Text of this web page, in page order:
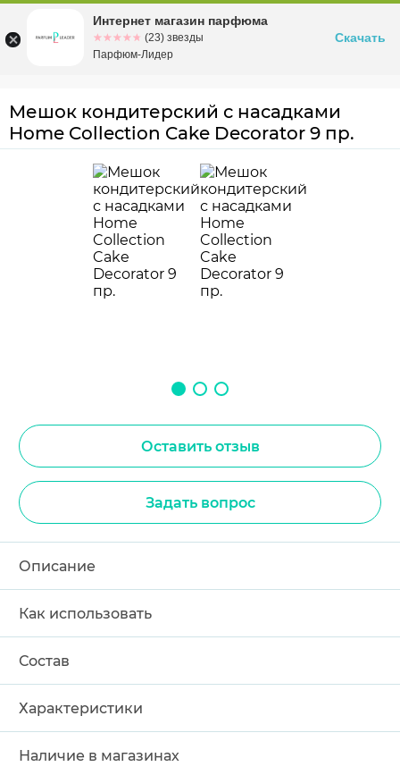
Омскул. Заозерная, 11, к. 1
Мешок кондитерский с насадками
Home Collection Cake Decorator 9 пр.
Оставить отзыв
Задать вопрос
Описание
Как использовать
Состав
Характеристики
Наличие в магазинах
Интернет магазин парфюма
☆☆☆☆☆
★★★★★ (23) звезды
Парфюм-Лидер
Скачать